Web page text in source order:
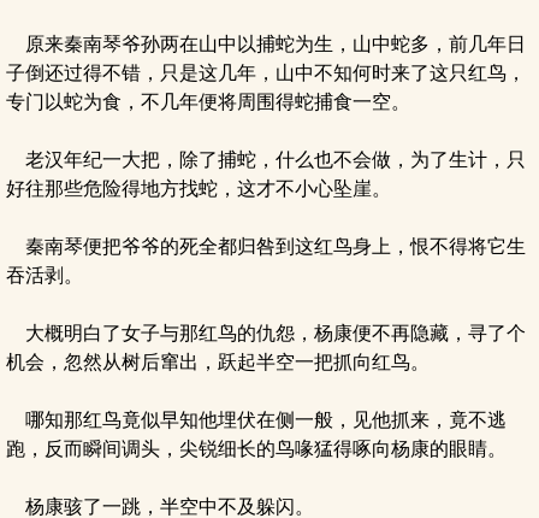
原来秦南琴爷孙两在山中以捕蛇为生，山中蛇多，前几年日
子倒还过得不错，只是这几年，山中不知何时来了这只红鸟，
专门以蛇为食，不几年便将周围得蛇捕食一空。
老汉年纪一大把，除了捕蛇，什么也不会做，为了生计，只
好往那些危险得地方找蛇，这才不小心坠崖。
秦南琴便把爷爷的死全都归咎到这红鸟身上，恨不得将它生
吞活剥。
大概明白了女子与那红鸟的仇怨，杨康便不再隐藏，寻了个
机会，忽然从树后窜出，跃起半空一把抓向红鸟。
哪知那红鸟竟似早知他埋伏在侧一般，见他抓来，竟不逃
跑，反而瞬间调头，尖锐细长的鸟喙猛得啄向杨康的眼睛。
杨康骇了一跳，半空中不及躲闪。